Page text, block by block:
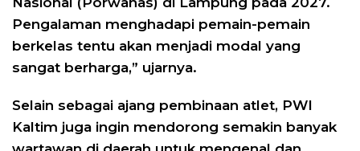
Pengalaman menghadapi pemain-pemain
berkelas tentu akan menjadi modal yang
sangat berharga,” ujarnya.
Selain sebagai ajang pembinaan atlet, PWI
Kaltim juga ingin mendorong semakin banyak